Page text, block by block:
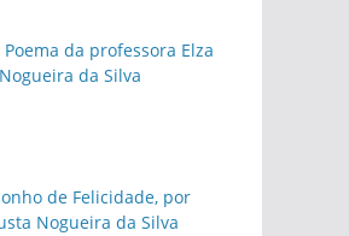
Poema da professora Elza
da Silva
de Felicidade, por
Nogueira da Silva